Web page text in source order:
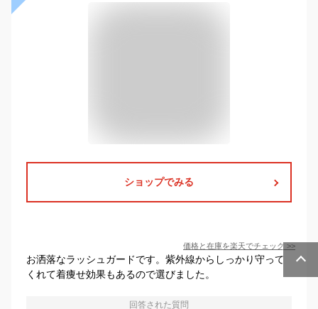
ショップでみる
価格と在庫を楽天でチェック >>
お洒落なラッシュガードです。紫外線からしっかり守って
くれて着痩せ効果もあるので選びました。
回答された質問